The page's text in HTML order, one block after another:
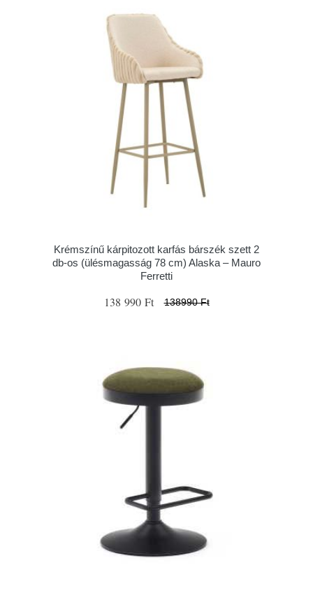
Krémszínű kárpitozott karfás bárszék szett 2
db-os (ülésmagasság 78 cm) Alaska – Mauro
Ferretti
138 990 Ft 138990 Ft